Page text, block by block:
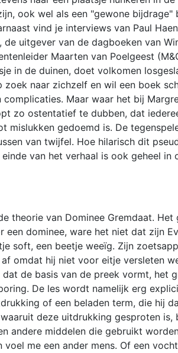
ook wel als een "gewone
vind je interviews van Paul
uitgever van de dagboeken van
Maarten van Poelgeest
in de duinen, doet volkomen
zoek naar zichzelf en wil een boek
Maar waar het bij
zo ostentatief te dubben, dat
gedoemd is. De
van twijfel. Hoe hilarisch dit
van het verhaal is ook geheel
theorie van Dominee Gremdaat.
dominee, ware het niet dat zijn
soft, een beetje weeïg. Zijn
omdat hij niet voor eitje versleten
de basis van de preek vormt, het
De les wordt namelijk erg
of een beladen term, die hij
deze uitdrukking gesproten
andere middelen die gebruikt
me een ander mens. Of een